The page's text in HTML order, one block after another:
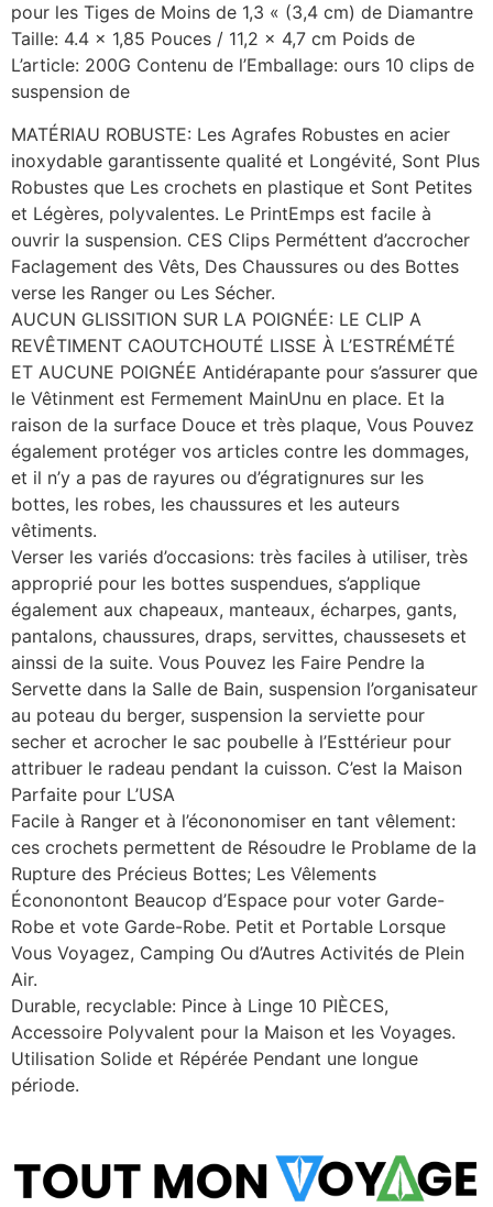
pour les Tiges de Moins de 1,3 « (3,4 cm) de Diamantre
Taille: 4.4 x 1,85 Pouces / 11,2 x 4,7 cm Poids de
L’article: 200G Contenu de l’Emballage: ours 10 clips de
suspension de
MATÉRIAU ROBUSTE: Les Agrafes Robustes en acier
inoxydable garantissente qualité et Longévité, Sont Plus
Robustes que Les crochets en plastique et Sont Petites
et Légères, polyvalentes. Le PrintEmps est facile à
ouvrir la suspension. CES Clips Perméttent d’accrocher
Faclagement des Vêts, Des Chaussures ou des Bottes
verse les Ranger ou Les Sécher.
AUCUN GLISSITION SUR LA POIGNÉE: LE CLIP A
REVÊTIMENT CAOUTCHOUTÉ LISSE À L’ESTRÉMÉTÉ
ET AUCUNE POIGNÉE Antidérapante pour s’assurer que
le Vêtinment est Fermement MainUnu en place. Et la
raison de la surface Douce et très plaque, Vous Pouvez
également protéger vos articles contre les dommages,
et il n’y a pas de rayures ou d’égratignures sur les
bottes, les robes, les chaussures et les auteurs
vêtiments.
Verser les variés d’occasions: très faciles à utiliser, très
approprié pour les bottes suspendues, s’applique
également aux chapeaux, manteaux, écharpes, gants,
pantalons, chaussures, draps, servittes, chaussesets et
ainssi de la suite. Vous Pouvez les Faire Pendre la
Servette dans la Salle de Bain, suspension l’organisateur
au poteau du berger, suspension la serviette pour
secher et acrocher le sac poubelle à l’Esttérieur pour
attribuer le radeau pendant la cuisson. C’est la Maison
Parfaite pour L’USA
Facile à Ranger et à l’écononomiser en tant vêlement:
ces crochets permettent de Résoudre le Problame de la
Rupture des Précieus Bottes; Les Vêlements
Écononontont Beaucop d’Espace pour voter Garde-
Robe et vote Garde-Robe. Petit et Portable Lorsque
Vous Voyagez, Camping Ou d’Autres Activités de Plein
Air.
Durable, recyclable: Pince à Linge 10 PIÈCES,
Accessoire Polyvalent pour la Maison et les Voyages.
Utilisation Solide et Répérée Pendant une longue
période.